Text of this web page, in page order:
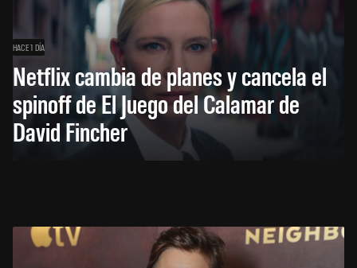
HACE 1 DÍA
Netflix cambia de planes y cancela el
spinoff de El Juego del Calamar de
David Fincher